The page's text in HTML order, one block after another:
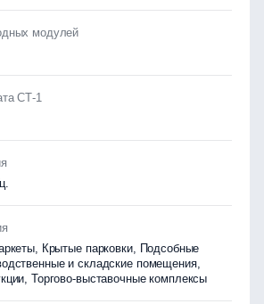
модулей
СТ-1
Крытые парковки, Подсобные
и складские помещения,
Торгово-выставочные комплексы